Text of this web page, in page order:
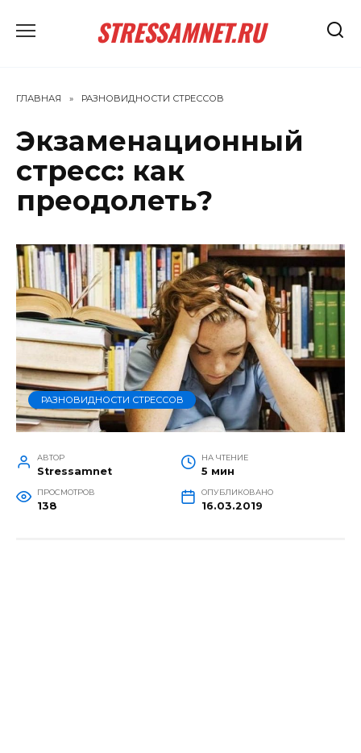
STRESSAMNET.RU
ГЛАВНАЯ » РАЗНОВИДНОСТИ СТРЕССОВ
Экзаменационный
стресс: как
преодолеть?
РАЗНОВИДНОСТИ СТРЕССОВ
АВТОР
Stressamnet
НА ЧТЕНИЕ
5 мин
ПРОСМОТРОВ
138
ОПУБЛИКОВАНО
16.03.2019